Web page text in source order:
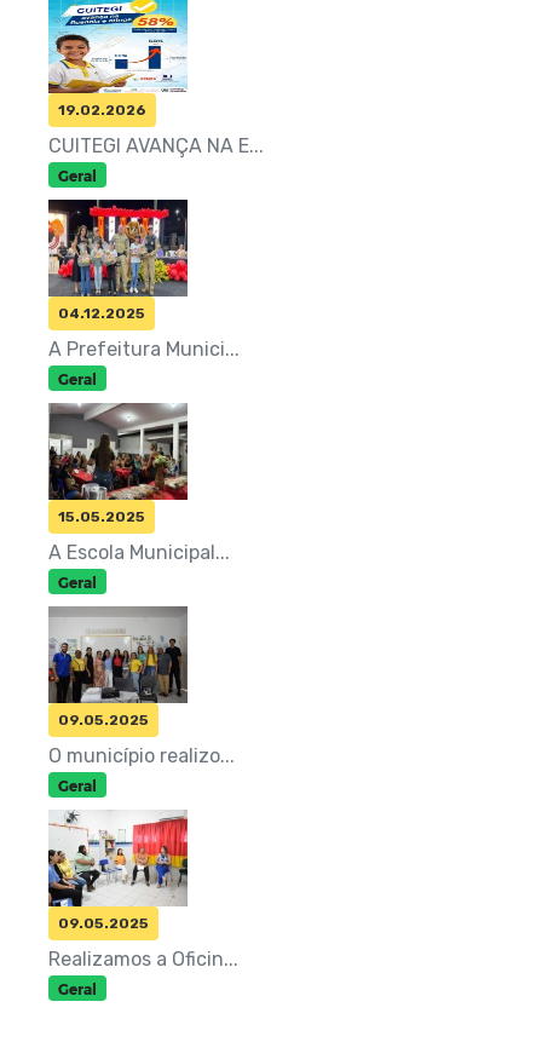
19.02.2026
CUITEGI AVANÇA NA E...
Geral
04.12.2025
A Prefeitura Munici...
Geral
15.05.2025
A Escola Municipal...
Geral
09.05.2025
O município realizo...
Geral
09.05.2025
Realizamos a Oficin...
Geral